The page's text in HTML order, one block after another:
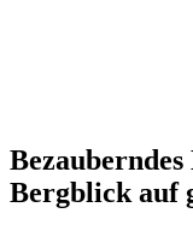
Bergblick auf